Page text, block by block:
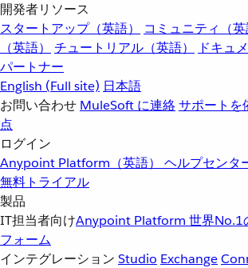
開発者リソース
スタートアップ（英語）
コミュニティ（英
（英語）
チュートリアル（英語）
ドキュ
パートナー
English (Full site) 日本語
お問い合わせ MuleSoft に連絡サポートを
点
ログイン
Anypoint Platform（英語） ヘルプセンタ
無料トライアル
製品
IT担当者向けAnypoint Platform 世界No.1
フォーム
インテグレーション Studio Exchange